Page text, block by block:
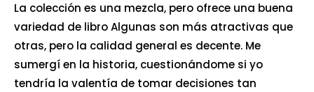
La colección es una mezcla, pero ofrece una buena
variedad de libro Algunas son más atractivas que
otras, pero la calidad general es decente. Me
sumergí en la historia, cuestionándome si yo
tendría la valentía de tomar decisiones tan